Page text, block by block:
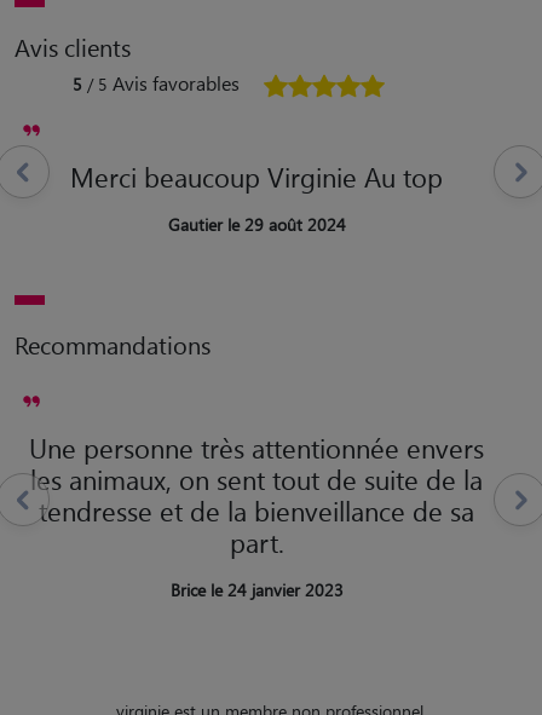
Avis clients
5 / 5 Avis favorables
Merci beaucoup Virginie Au top
Gautier le 29 août 2024
Recommandations
Une personne très attentionnée envers
les animaux, on sent tout de suite de la
tendresse et de la bienveillance de sa
part.
Brice le 24 janvier 2023